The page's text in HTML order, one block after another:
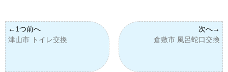
津山市 トイレ交換 倉敷市 風呂蛇口交換